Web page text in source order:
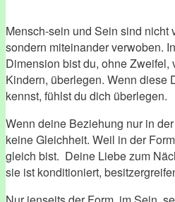
Mensch-sein und Sein sind nicht
sondern miteinander verwoben.
Dimension bist du, ohne
Kindern, überlegen. Wenn diese
kennst, fühlst du dich überlegen.
Wenn deine Beziehung nur in
keine Gleichheit. Weil in der
gleich bist. Deine Liebe zum
sie ist konditioniert,